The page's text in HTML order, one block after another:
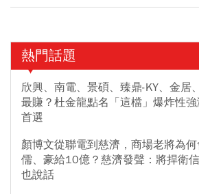
熱門話題
欣興、南電、景碩、臻鼎-KY、金居
最賺？杜金龍點名「這檔」爆炸性
首選
顏博文從聯電到慈濟，商場老將為
儒、豪給10億？慈濟發聲：將捍衛
也說話